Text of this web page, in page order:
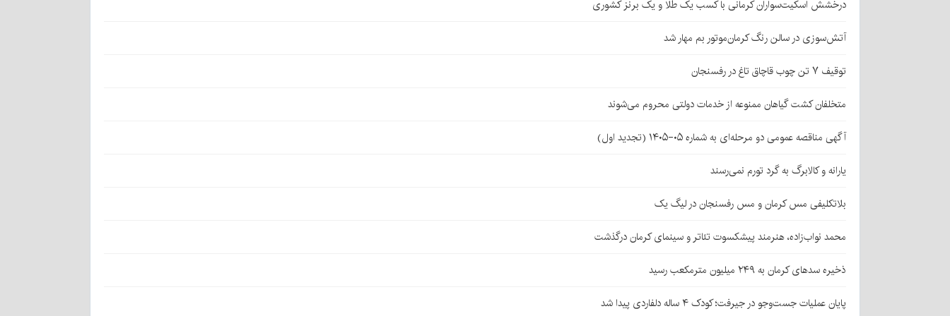
درخشش اسکیت‌سواران کرمانی با کسب یک طلا و یک برنز کشوری
آتش‌سوزی در سالن رنگ کرمان‌موتور بم مهار شد
توقیف ۷ تن چوب قاچاق تاغ در رفسنجان
متخلفان کشت گیاهان ممنوعه از خدمات دولتی محروم می‌شوند
آگهی مناقصه عمومی دو مرحله‌ای به شماره ۰۵-۱۴۰۵ (تجدید اول)
یارانه و کالابرگ به گرد تورم نمی‌رسند
بلاتکلیفی مس کرمان و مس رفسنجان در لیگ یک
محمد نواب‌زاده، هنرمند پیشکسوت تئاتر و سینمای کرمان درگذشت
ذخیره سدهای کرمان به ۲۴۹ میلیون مترمکعب رسید
پایان عملیات جست‌وجو در جیرفت؛ کودک ۴ ساله دلفاردی پیدا شد